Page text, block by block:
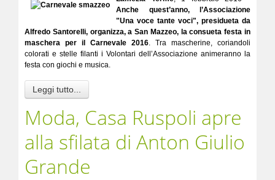
Anche quest’anno, l’Associazione
"Una voce tante voci", presidueta da
Alfredo Santorelli, organizza, a San Mazzeo, la consueta festa in
maschera per il Carnevale 2016. Tra mascherine, coriandoli
colorati e stelle filanti i Volontari dell’Associazione animeranno la
festa con giochi e musica.
Leggi tutto...
Moda, Casa Ruspoli apre
alla sfilata di Anton Giulio
Grande